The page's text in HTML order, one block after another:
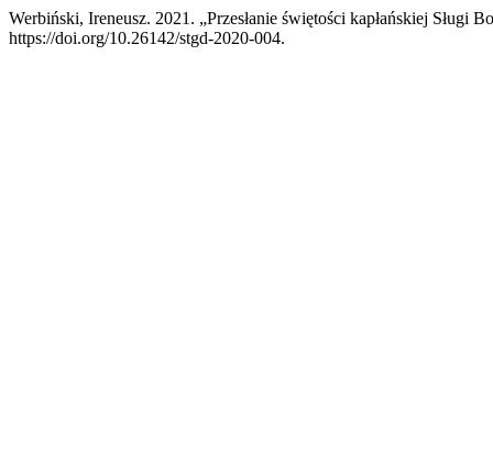
Werbiński, Ireneusz. 2021. „Przesłanie świętości kapłańskiej Sługi
https://doi.org/10.26142/stgd-2020-004.